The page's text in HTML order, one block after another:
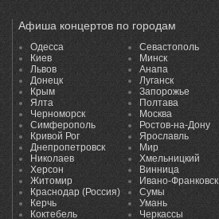
Афиша концертов по городам
Одесса
Киев
Львов
Донецк
Крым
Ялта
Черноморск
Симферополь
Кривой Рог
Днепропетровск
Николаев
Херсон
Житомир
Краснодар (Россия)
Керчь
Коктебель
Севастополь
Минск
Анапа
Луганск
Запорожье
Полтава
Москва
Ростов-на-Дону
Ярославль
Мир
Хмельницкий
Винница
Ивано-Франковск
Сумы
Умань
Черкассы